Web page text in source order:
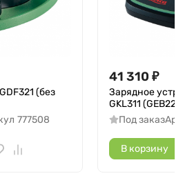
(без
777508
41 310 ₽
Зарядное
GKL311 (GEB222,
Под заказ
В корзину